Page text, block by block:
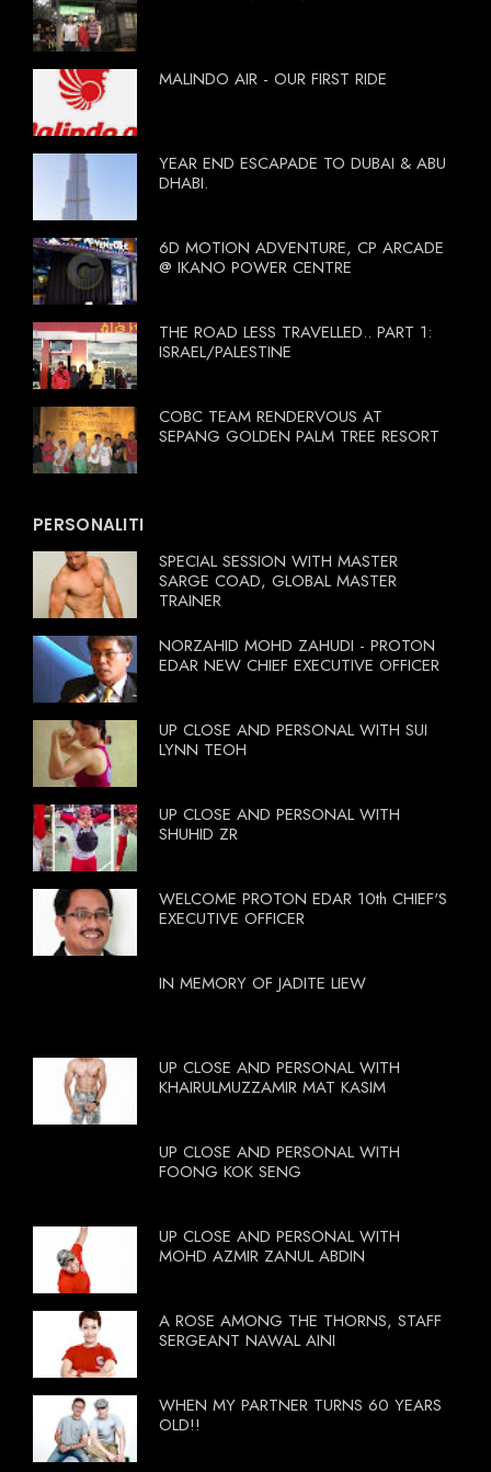
MALINDO AIR - OUR FIRST RIDE
YEAR END ESCAPADE TO DUBAI & ABU
DHABI.
6D MOTION ADVENTURE, CP ARCADE
@ IKANO POWER CENTRE
THE ROAD LESS TRAVELLED.. PART 1:
ISRAEL/PALESTINE
COBC TEAM RENDERVOUS AT
SEPANG GOLDEN PALM TREE RESORT
PERSONALITI
SPECIAL SESSION WITH MASTER
SARGE COAD, GLOBAL MASTER
TRAINER
NORZAHID MOHD ZAHUDI - PROTON
EDAR NEW CHIEF EXECUTIVE OFFICER
UP CLOSE AND PERSONAL WITH SUI
LYNN TEOH
UP CLOSE AND PERSONAL WITH
SHUHID ZR
WELCOME PROTON EDAR 10th CHIEF'S
EXECUTIVE OFFICER
IN MEMORY OF JADITE LIEW
UP CLOSE AND PERSONAL WITH
KHAIRULMUZZAMIR MAT KASIM
UP CLOSE AND PERSONAL WITH
FOONG KOK SENG
UP CLOSE AND PERSONAL WITH
MOHD AZMIR ZANUL ABDIN
A ROSE AMONG THE THORNS, STAFF
SERGEANT NAWAL AINI
WHEN MY PARTNER TURNS 60 YEARS
OLD!!